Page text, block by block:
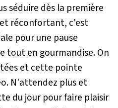
séduire dès la première
réconfortant, c'est
pour une pause
tout en gourmandise. On
et cette pointe
N'attendez plus et
du jour pour faire plaisir